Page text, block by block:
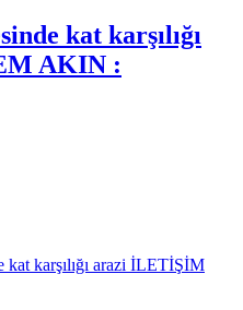
kat karşılığı
AKIN :